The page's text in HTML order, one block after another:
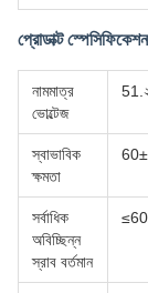
প্রোডাক্ট স্পেসিফিকেশন
নামমাত্র
ভোল্টেজ
স্বাভাবিক
ক্ষমতা
সর্বাধিক
অবিচ্ছিন্ন
স্রাব বর্তমান